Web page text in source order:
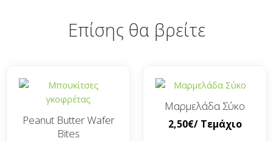
Επίσης θα βρείτε
Peanut Butter Wafer
Bites
Μαρμελάδα Σύκο
2,50€/ Τεμάχιο